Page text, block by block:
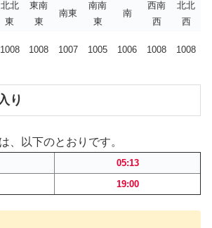
北北
東
東南
東
南東
南南
東
南
西南
西
北北
西
1008 1008 1007 1005 1006 1008 1008
り
、以下のとおりです。
05:13
19:00